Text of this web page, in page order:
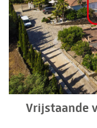
Vrijstaande